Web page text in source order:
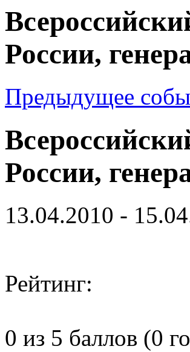
России,
Предыдущее
России,
13.04.2010 -
Рейтинг:
0 из 5 баллов (0